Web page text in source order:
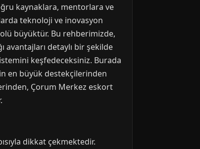
kaynaklara, mentorlara ve
teknoloji ve inovasyon
büyüktür. Bu rehberimizde,
avantajları detaylı bir şekilde
keşfedeceksiniz. Burada
en büyük destekçilerinden
Çorum Merkez eskort
dikkat çekmektedir.